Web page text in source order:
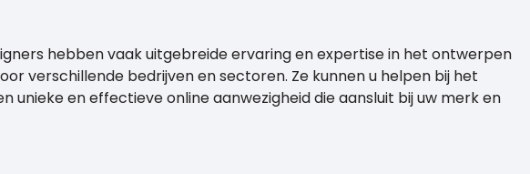
hebben vaak uitgebreide ervaring en expertise in het ontwerpen
verschillende bedrijven en sectoren. Ze kunnen u helpen bij het
unieke en effectieve online aanwezigheid die aansluit bij uw merk en